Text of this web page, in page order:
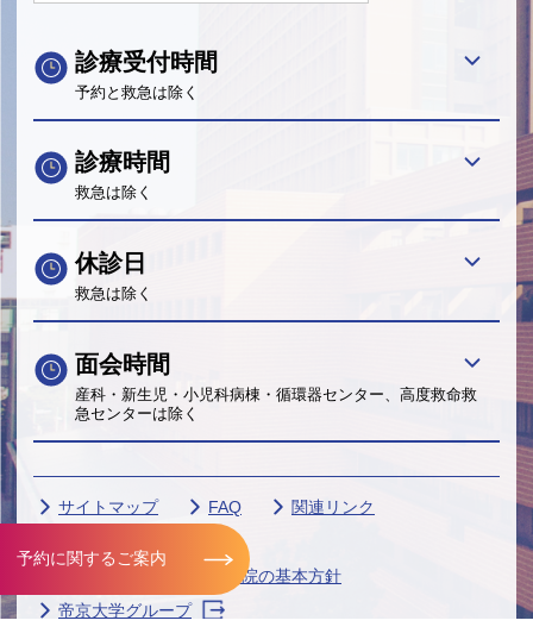
予約に関するご案内
診療受付時間
予約と救急は除く
診療時間
救急は除く
休診日
救急は除く
面会時間
産科・新生児・小児科病棟・循環器センター、高度救命救
急センターは除く
サイトマップ FAQ
関連リンク
個人情報保護に関する当院の基本方針
帝京大学グループ